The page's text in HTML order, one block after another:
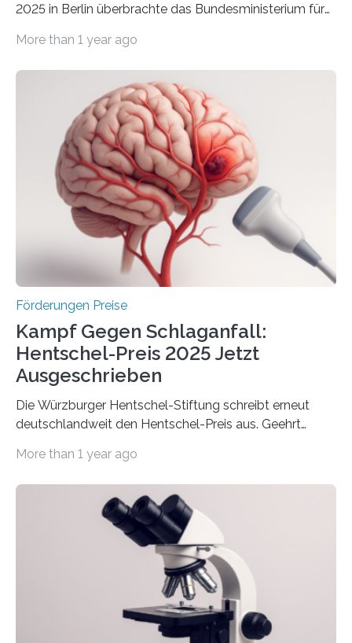
2025 in Berlin überbrachte das Bundesministerium für
Überplanmäßige Verpflichtungsermächtigungen in
Woche vom Haushaltsausschuss freigegeben – unter
anderem zur Unterstützung der
Industrieforschungsprogramme Industrielle
Gemeinschaftsforschung (IGF), Zentrales
Innovationsprogramm Mittelstand (ZIM) und
Innovationskompetenz INNO-KOM. Auf dem
Innovationstag Mittelstand 2025 am 5. Juni 2025 in
Berlin überbrachte das Bundesministerium für
Wirtschaft und Energie eine gute Nachricht:
Überplanmäßige Verpflichtungsermächtigungen in
More than 1 year ago
Förderungen Preise
Kampf Gegen Schlaganfall:
Hentschel-Preis 2025 Jetzt
Ausgeschrieben
Die Würzburger Hentschel-Stiftung schreibt erneut
deutschlandweit den Hentschel-Preis aus. Geehrt
hochrangige wissenschaftliche Publikation zum Thema
Schlaganfall“ mit Sitz in Würzburg fördert die
Schlaganfallforschung, um die Behandlung der
Betroffenen zu verbessern. Dazu schreibt sie auch in
diesem Jahr wieder deutschlandweit den Hentschel-
Preis aus. Er richtet sich gezielt an jüngere
Forscherinnen und Forscher unter 40 Jahren. Geehrt
werden soll eine herausragende Doktorarbeit oder eine
hochrangige wissenschaftliche Publikation zum Thema
More than 1 year ago